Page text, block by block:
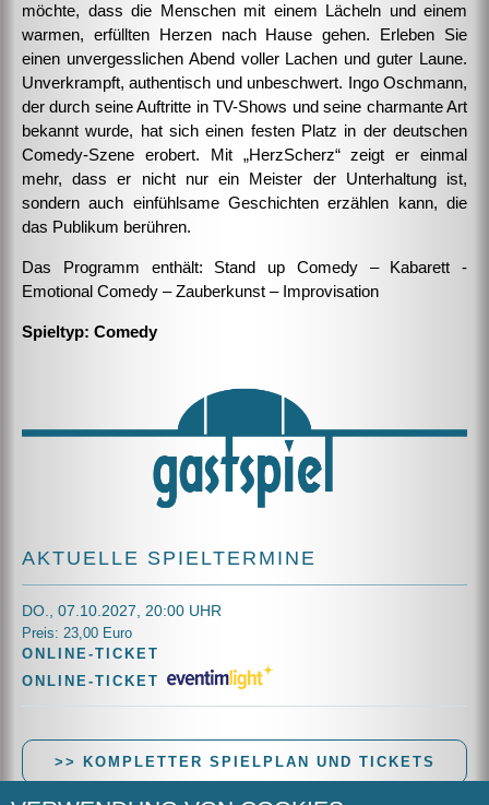
möchte, dass die Menschen mit einem Lächeln und einem
warmen, erfüllten Herzen nach Hause gehen. Erleben Sie
einen unvergesslichen Abend voller Lachen und guter Laune.
Unverkrampft, authentisch und unbeschwert. Ingo Oschmann,
der durch seine Auftritte in TV-Shows und seine charmante Art
bekannt wurde, hat sich einen festen Platz in der deutschen
Comedy-Szene erobert. Mit „HerzScherz“ zeigt er einmal
mehr, dass er nicht nur ein Meister der Unterhaltung ist,
sondern auch einfühlsame Geschichten erzählen kann, die
das Publikum berühren.
Das Programm enthält: Stand up Comedy – Kabarett -
Emotional Comedy – Zauberkunst – Improvisation
Spieltyp: Comedy
AKTUELLE SPIELTERMINE
DO., 07.10.2027, 20:00 UHR
Preis: 23,00 Euro
ONLINE-TICKET
ONLINE-TICKET
>> KOMPLETTER SPIELPLAN UND TICKETS